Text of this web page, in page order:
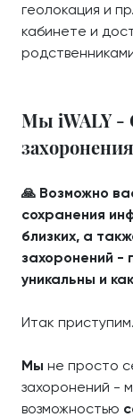
геолокация и
кабинете и
Мы iWALY -
🙏 Возможно
сохранения
близких, а
захоронений -
уникальны и
Итак приступим.
Мы не просто
захоронений -
возможностью